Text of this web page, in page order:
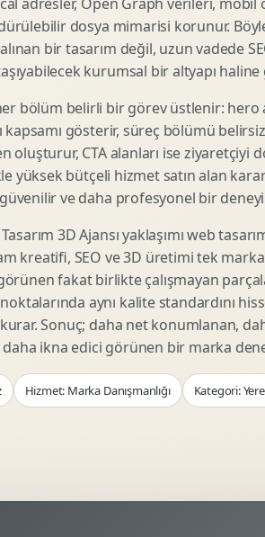
Lead Generation Landing Page
Reklam Landing Page
Webinar Landing Page
App Landing Page
Form Optimizasyonu
Sales Page Tasarimi
Video
Story
Statik
Webgl Deneyim Tasarimi
AI Gorsel Konsept
No Code Prototip
Veri Gorsellestirme
dosya mimarisi korunur.
bir tasarım değil, uzun vadede
kurumsal bir altyapı haline
bölüm belirli bir görev üstlenir: hero
kapsamı gösterir, süreç bölümü
oluşturur, CTA alanları ise ziyaretçiyi
yüksek bütçeli hizmet satın alan
ve daha profesyonel bir
3D Ajansı yaklaşımı web
kreatifi, SEO ve 3D üretimi tek
fakat birlikte çalışmayan
aynı kalite standardını
Sonuç; daha net konumlanan,
ikna edici görünen bir marka
Hizmet: Marka Danışmanlığı Kategori: